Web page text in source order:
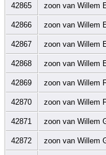
42865 zoon van Willem
42866 zoon van Willem
42867 zoon van Willem
42868 zoon van Willem
42869 zoon van Willem
42870 zoon van Willem
42871 zoon van Willem
42872 zoon van Willem